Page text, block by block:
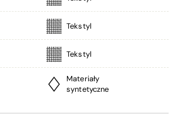
Tekstyl
Tekstyl
Materiały
syntetyczne